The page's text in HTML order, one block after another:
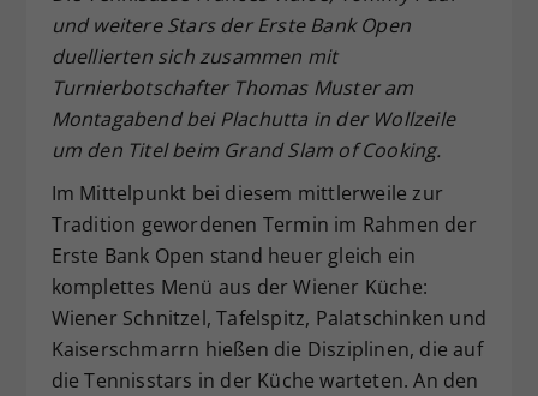
und weitere Stars der Erste Bank Open
duellierten sich zusammen mit
Turnierbotschafter Thomas Muster am
Montagabend bei Plachutta in der Wollzeile
um den Titel beim Grand Slam of Cooking.
Im Mittelpunkt bei diesem mittlerweile zur
Tradition gewordenen Termin im Rahmen der
Erste Bank Open stand heuer gleich ein
komplettes Menü aus der Wiener Küche:
Wiener Schnitzel, Tafelspitz, Palatschinken und
Kaiserschmarrn hießen die Disziplinen, die auf
die Tennisstars in der Küche warteten. An den
Zweck
Dieser Wert speichert Ihre Consent-
Einstellungen. Unter anderem eine
zufällig generierte ID, für die
historische Speicherung Ihrer
Webseiten-Betreiber dies eingestellt
hat.